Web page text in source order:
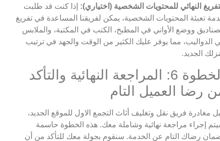
النهائي للمحتويات الشخصية (اختياري): إذا كنت قد طلبت
تعبئة المحتويات الشخصية، يمكن لفريقنا المساعدة في تفريغ
ووضع الأواني في المطبخ، الكتب في المكتبة، والملابس
الدواليب، مما يوفر عليك الكثير من الوقت والجهد في ترتيب
الجديد.
الخطوة 6: المراجعة النهائية والتأكد
رضا العميل التام
مغادرة فريق نقل وتغليف أثاث التجمع الاول للموقع الجديد،
إجراء مراجعة نهائية وشاملة معك. هذه الخطوة حاسمة
رضاك التام عن الخدمة. سنقوم بجولة معك للتأكد من أن